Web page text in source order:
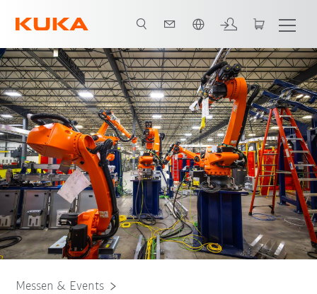
Details Agenda
Messen & Events